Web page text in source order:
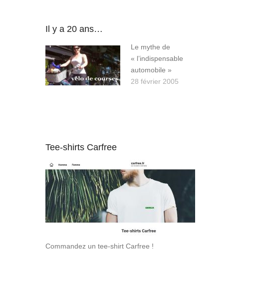
Il y a 20 ans…
Le mythe de
« l’indispensable
automobile »
28 février 2005
Tee-shirts Carfree
Commandez un tee-shirt Carfree !